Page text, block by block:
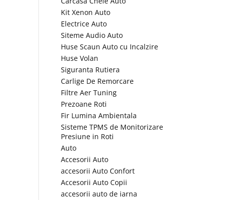
Kit Xenon Auto
Electrice Auto
Siteme Audio Auto
Huse Scaun Auto cu Incalzire
Huse Volan
Siguranta Rutiera
Carlige De Remorcare
Filtre Aer Tuning
Prezoane Roti
Fir Lumina Ambientala
Sisteme TPMS de Monitorizare
Presiune in Roti
Auto
Accesorii Auto
accesorii Auto Confort
Accesorii Auto Copii
accesorii auto de iarna